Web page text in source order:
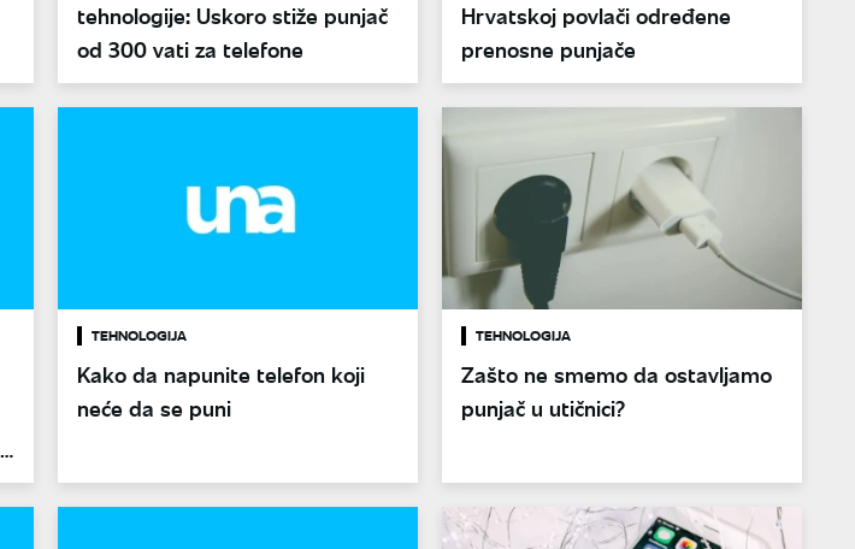
tehnologije: Uskoro stiže punjač
od 300 vati za telefone
Hrvatskoj povlači određene
prenosne punjače
TEHNOLOGIJA
Kako da napunite telefon koji
neće da se puni
TEHNOLOGIJA
Zašto ne smemo da ostavljamo
punjač u utičnici?